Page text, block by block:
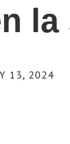
la
13, 2024